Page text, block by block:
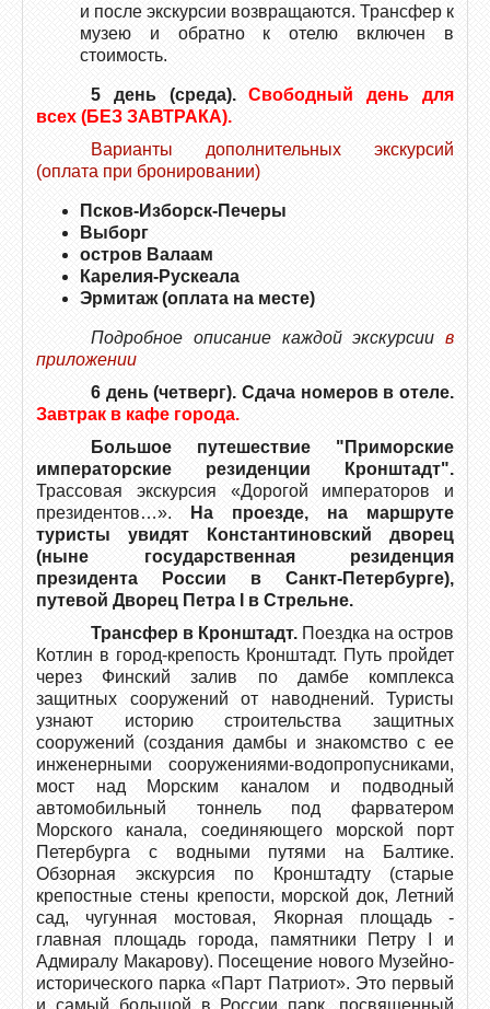
и после экскурсии возвращаются. Трансфер к
музею и обратно к отелю включен в
стоимость.
5 день (среда).
Свободный день для
всех (БЕЗ ЗАВТРАКА).
Варианты дополнительных экскурсий
(оплата при бронировании)
Псков-Изборск-Печеры
Выборг
остров Валаам
Карелия-Рускеала
Эрмитаж (оплата на месте)
Подробное описание каждой экскурсии в
приложении
6 день (четверг). Сдача номеров в отеле.
Завтрак в кафе города.
Большое путешествие "Приморские
императорские резиденции Кронштадт".
Трассовая экскурсия «Дорогой императоров и
президентов…».
На проезде, на маршруте
туристы увидят Константиновский дворец
(ныне государственная резиденция
президента России в Санкт-Петербурге),
путевой Дворец Петра I в Стрельне.
Трансфер в Кронштадт. Поездка на остров
Котлин в город-крепость Кронштадт. Путь пройдет
через Финский залив по дамбе комплекса
защитных сооружений от наводнений. Туристы
узнают историю строительства защитных
сооружений (создания дамбы и знакомство с ее
инженерными сооружениями-водопропусниками,
мост над Морским каналом и подводный
автомобильный тоннель под фарватером
Морского канала, соединяющего морской порт
Петербурга с водными путями на Балтике.
Обзорная экскурсия по Кронштадту (старые
крепостные стены крепости, морской док, Летний
сад, чугунная мостовая, Якорная площадь -
главная площадь города, памятники Петру I и
Адмиралу Макарову). Посещение нового Музейно-
исторического парка «Парт Патриот». Это первый
и самый большой в России парк, посвященный